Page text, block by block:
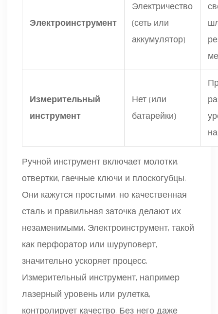
Электроинструмент
Электричество
(сеть или
аккумулятор)
Измерительный
инструмент
Нет (или
батарейки)
Ручной инструмент включает молотки,
отвертки, гаечные ключи и плоскогубцы.
Они кажутся простыми, но качественная
сталь и правильная заточка делают их
незаменимыми. Электроинструмент, такой
как перфоратор или шуруповерт,
значительно ускоряет процесс.
Измерительный инструмент, например
лазерный уровень или рулетка,
контролирует качество. Без него даже